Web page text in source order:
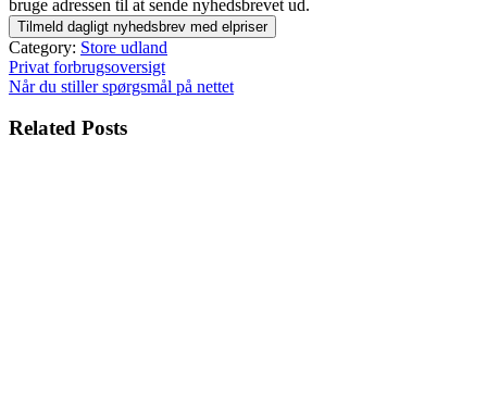
bruge adressen til at sende nyhedsbrevet ud.
Category: Store udland
Indlægsnavigation
Privat forbrugsoversigt
Når du stiller spørgsmål på nettet
Related Posts